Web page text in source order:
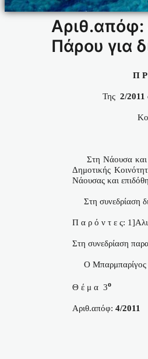
Αριθ.απόφ:
Πάρου για
Π
Της 2/2011
Στη Νάουσα και
Δημοτικής
Νάουσας και
Στη συνεδρίαση
Π α ρ ό ν τ ε ς:
Στη συνεδρίαση
Ο Μπαρμπαρίγος
Θ έ μ α 3ο
Αριθ.απόφ: 4/2011